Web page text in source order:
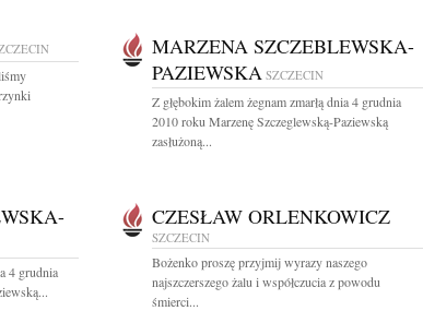
MARZENA SZCZEBLEWSKA-
PAZIEWSKA SZCZECIN
Z głębokim żalem żegnam zmarłą dnia 4 grudnia
2010 roku Marzenę Szczeglewską-Paziewską
zasłużoną...
4 grudnia
CZESŁAW ORLENKOWICZ
SZCZECIN
Bożenko proszę przyjmij wyrazy naszego
najszczerszego żalu i współczucia z powodu
śmierci...